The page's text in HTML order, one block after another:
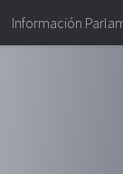
Información